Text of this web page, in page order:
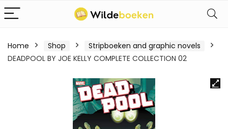
Home Shop
Stripboeken and graphic novels
DEADPOOL BY JOE KELLY COMPLETE COLLECTION 02